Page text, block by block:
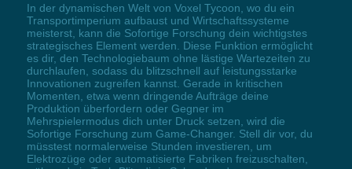
In der dynamischen Welt von Voxel Tycoon, wo du ein
Transportimperium aufbaust und Wirtschaftssysteme
meisterst, kann die Sofortige Forschung dein wichtigstes
strategisches Element werden. Diese Funktion ermöglicht
es dir, den Technologiebaum ohne lästige Wartezeiten zu
durchlaufen, sodass du blitzschnell auf leistungsstarke
Innovationen zugreifen kannst. Gerade in kritischen
Momenten, etwa wenn dringende Aufträge deine
Produktion überfordern oder Gegner im
Mehrspielermodus dich unter Druck setzen, wird die
Sofortige Forschung zum Game-Changer. Stell dir vor, du
müsstest normalerweise Stunden investieren, um
Elektrozüge oder automatisierte Fabriken freizuschalten,